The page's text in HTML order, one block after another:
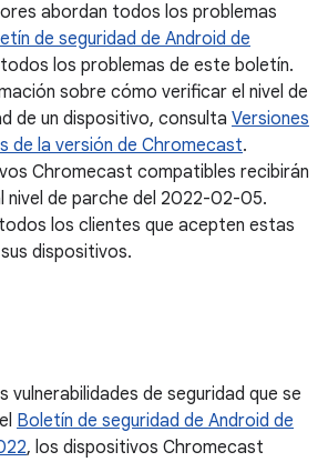
abordan todos los problemas
de seguridad de Android de
los problemas de este boletín.
sobre cómo verificar el nivel de
de un dispositivo, consulta Versiones
de la versión de Chromecast.
Chromecast compatibles recibirán
nivel de parche del 2022-02-05.
los clientes que acepten estas
dispositivos.
vulnerabilidades de seguridad que se
Boletín de seguridad de Android de
, los dispositivos Chromecast